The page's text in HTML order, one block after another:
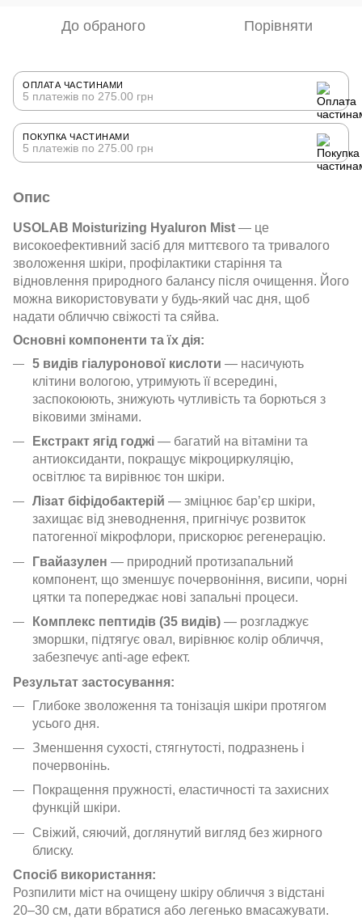
До обраного Порівняти
ОПЛАТА ЧАСТИНАМИ
5 платежів по 275.00 грн
ПОКУПКА ЧАСТИНАМИ
5 платежів по 275.00 грн
Опис
USOLAB Moisturizing Hyaluron Mist — це
високоефективний засіб для миттєвого та тривалого
зволоження шкіри, профілактики старіння та
відновлення природного балансу після очищення. Його
можна використовувати у будь-який час дня, щоб
надати обличчю свіжості та сяйва.
Основні компоненти та їх дія:
5 видів гіалуронової кислоти — насичують
клітини вологою, утримують її всередині,
заспокоюють, знижують чутливість та борються з
віковими змінами.
Екстракт ягід годжі — багатий на вітаміни та
антиоксиданти, покращує мікроциркуляцію,
освітлює та вирівнює тон шкіри.
Лізат біфідобактерій — зміцнює бар’єр шкіри,
захищає від зневоднення, пригнічує розвиток
патогенної мікрофлори, прискорює регенерацію.
Гвайазулен — природний протизапальний
компонент, що зменшує почервоніння, висипи, чорні
цятки та попереджає нові запальні процеси.
Комплекс пептидів (35 видів) — розгладжує
зморшки, підтягує овал, вирівнює колір обличчя,
забезпечує anti-age ефект.
Результат застосування:
Глибоке зволоження та тонізація шкіри протягом
усього дня.
Зменшення сухості, стягнутості, подразнень і
почервонінь.
Покращення пружності, еластичності та захисних
функцій шкіри.
Свіжий, сяючий, доглянутий вигляд без жирного
блиску.
Спосіб використання:
Розпилити міст на очищену шкіру обличчя з відстані
20–30 см, дати вбратися або легенько вмасажувати.